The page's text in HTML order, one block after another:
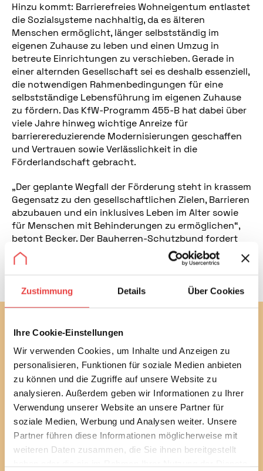
Zustimmung Details Über Cookies
Ihre Cookie-Einstellungen
Wir verwenden Cookies, um Inhalte und Anzeigen zu
personalisieren, Funktionen für soziale Medien anbieten
zu können und die Zugriffe auf unsere Website zu
analysieren. Außerdem geben wir Informationen zu Ihrer
Verwendung unserer Website an unsere Partner für
soziale Medien, Werbung und Analysen weiter. Unsere
Partner führen diese Informationen möglicherweise mit
weiteren Daten zusammen, die Sie ihnen bereitgestellt
Hinzu kommt: Barrierefreies Wohneigentum entlastet
die Sozialsysteme nachhaltig, da es älteren
Menschen ermöglicht, länger selbstständig im
eigenen Zuhause zu leben und einen Umzug in
betreute Einrichtungen zu verschieben. Gerade in
einer alternden Gesellschaft sei es deshalb essenziell,
die notwendigen Rahmenbedingungen für eine
selbstständige Lebensführung im eigenen Zuhause
zu fördern. Das KfW-Programm 455-B hat dabei über
viele Jahre hinweg wichtige Anreize für
barrierereduzierende Modernisierungen geschaffen
und Vertrauen sowie Verlässlichkeit in die
Förderlandschaft gebracht.
„Der geplante Wegfall der Förderung steht in krassem
Gegensatz zu den gesellschaftlichen Zielen, Barrieren
abzubauen und ein inklusives Leben im Alter sowie
für Menschen mit Behinderungen zu ermöglichen“,
betont Becker. Der Bauherren-Schutzbund fordert
die Bundesregierung deshalb auf, ihre Pläne zu
überdenken und das Programm 455-B im
Haushaltsplan 2025 wieder aufzunehmen.
Abonnieren Sie jetzt unseren
kostenlosen Newsletter
Mit unserem monatlichen Newsletter bleiben Sie bei
bautechnischen und baurechtlichen
Verbraucherthemen immer auf dem Laufenden.
Erfahren Sie außerdem alle aktuellen Termine und
Entwicklungen des Vereins.
Sie können diesen Service in jedem Newsletter wieder
abbestellen.